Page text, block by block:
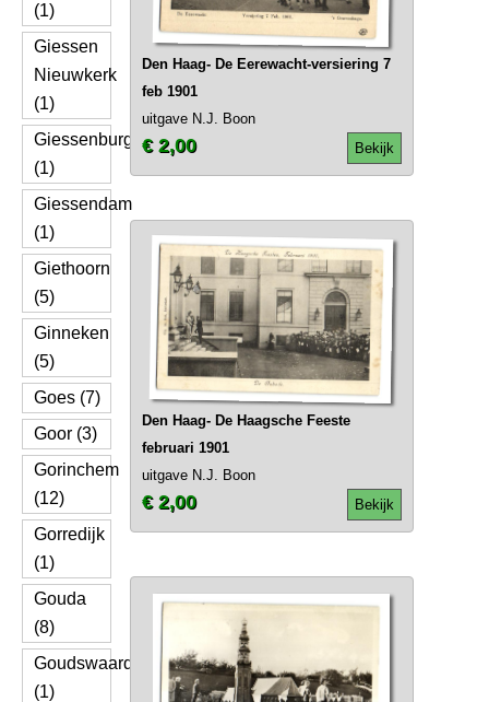
(1)
Giessen
Nieuwkerk
(1)
Giessenburg
(1)
Giessendam
(1)
Giethoorn
(5)
Ginneken
(5)
Goes (7)
Goor (3)
Gorinchem
(12)
Gorredijk
(1)
Gouda
(8)
Goudswaard
(1)
Den Haag- De Eerewacht-versiering 7
feb 1901
uitgave N.J. Boon
Bekijk
€ 2,00
Den Haag- De Haagsche Feeste
februari 1901
uitgave N.J. Boon
Bekijk
€ 2,00